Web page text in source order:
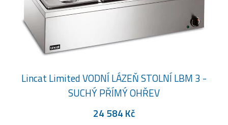
Lincat Limited VODNÍ LÁZEŇ STOLNÍ LBM 3 -
SUCHÝ PŘÍMÝ OHŘEV
24 584 Kč